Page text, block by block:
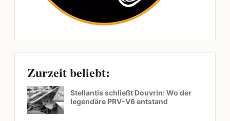
Zurzeit beliebt:
Stellantis schließt Douvrin: Wo der
legendäre PRV-V6 entstand